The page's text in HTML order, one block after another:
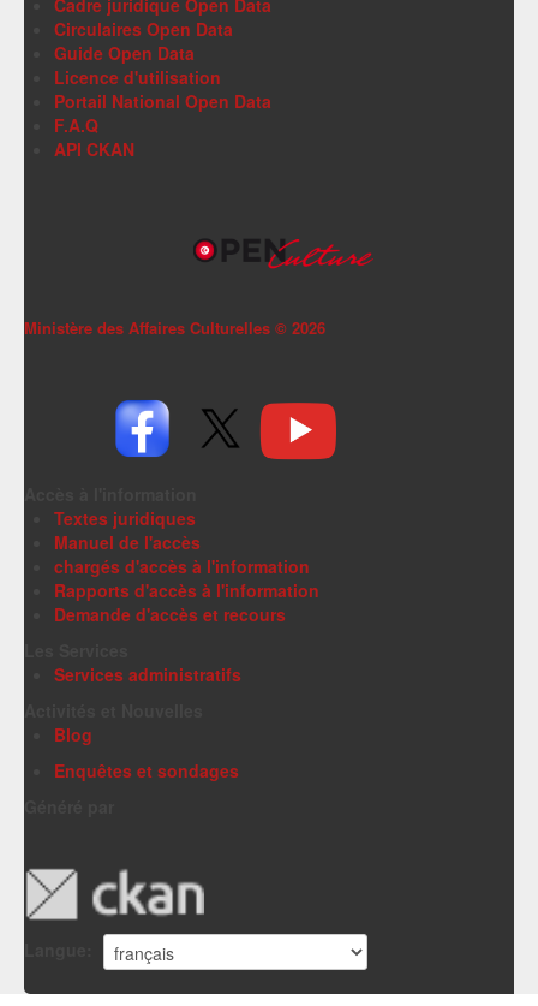
Cadre juridique Open Data
Circulaires Open Data
Guide Open Data
Licence d'utilisation
Portail National Open Data
F.A.Q
API CKAN
Ministère des Affaires Culturelles © 2026
Textes juridiques
Manuel de l'accès
chargés d'accès à l'information
Rapports d'accès à l'information
Demande d'accès et recours
Services administratifs
Blog
Enquêtes et sondages